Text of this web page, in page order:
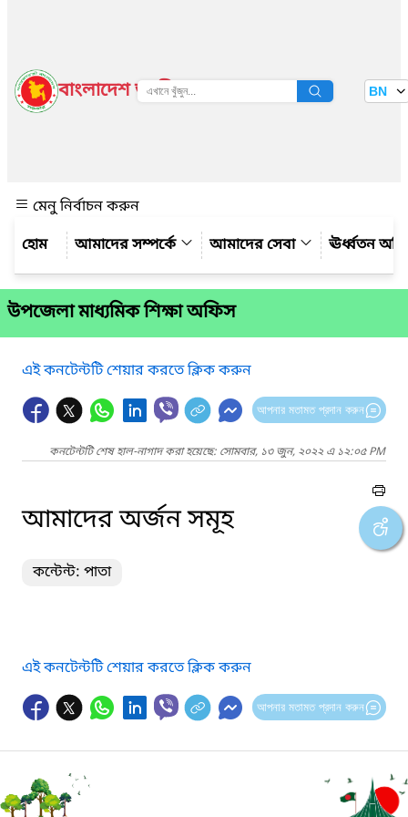
বাংলাদেশ জাতীয় তথ্য বাতায়ন BN
মেনু নির্বাচন করুন
আমাদের সম্পর্কে
আমাদের সেবা ঊর্ধ্বতন
উপজেলা মাধ্যমিক শিক্ষা অফিস
এই কনটেন্টটি শেয়ার করতে ক্লিক করুন
আপনার মতামত প্রদান করুন
কনটেন্টটি শেষ হাল-নাগাদ করা হয়েছে: সোমবার, ১৩ জুন, ২০২২ এ ১২:০৫ PM
আমাদের অর্জন সমূহ
কন্টেন্ট: পাতা
এই কনটেন্টটি শেয়ার করতে ক্লিক করুন
আপনার মতামত প্রদান করুন